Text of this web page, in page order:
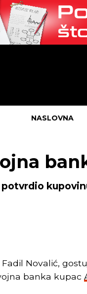
NASLOVNA
Novalić,
banka kupac